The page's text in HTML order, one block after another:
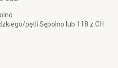
pętli Sępolno lub 118 z CH